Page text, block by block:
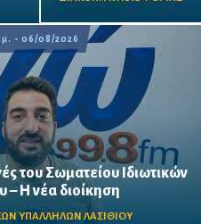
- 06/08/2026
του Σωματείου Ιδιωτικών
Η νέα διοίκηση
ΥΠΑΛΛΗΛΩΝ ΛΑΣΙΘΙΟΥ
στις εκλογικές
Ιεράπετρα – Στο επίκεντρο οι
δικαιώματα, αυξήσεις...